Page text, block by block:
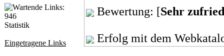
Statistik
Eingetragene Links
Bewertung: [Sehr
Erfolg mit dem